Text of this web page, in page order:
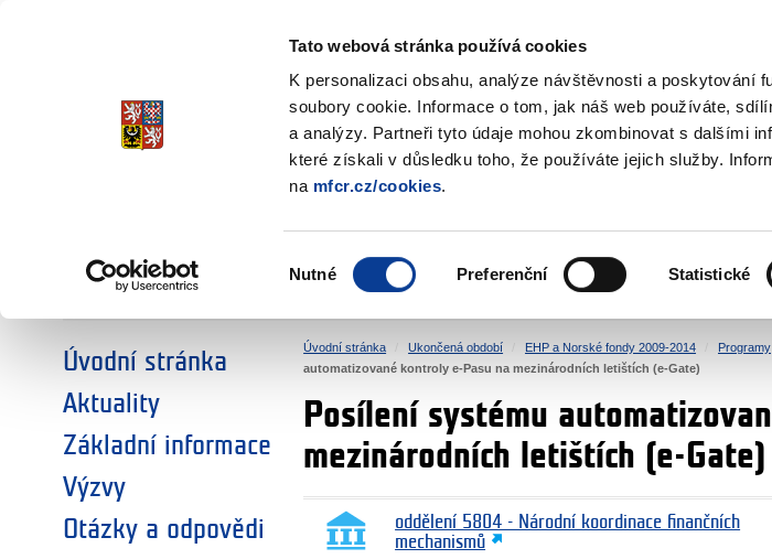
Tato webová stránka používá cookies
K personalizaci obsahu, analýze návštěvnosti a poskytování
soubory cookie. Informace o tom, jak náš web používáte,
a analýzy. Partneři tyto údaje mohou zkombinovat s dalšími
které získali v důsledku toho, že používáte jejich služby.
na mfcr.cz/cookies.
souhlasu
Nutné Preferenční Statistické
Fondy EHP a Norska
ZVOLTE SI OBLAST:
SOCIÁLNÍ DIALOG ŽIVOTNÍ PROSTŘEDÍ LIDSKÁ PRÁVA
Úvodní stránka
Aktuality
Základní informace
Výzvy
Otázky a odpovědi
Úvodní stránka Ukončená období EHP a Norské fondy 2009-2014 Programy
automatizované kontroly e-Pasu na mezinárodních letištích (e-Gate)
Posílení systému
mezinárodních letištích (e-Gate)
oddělení 5804 - Národní koordinace finančních
mechanismů